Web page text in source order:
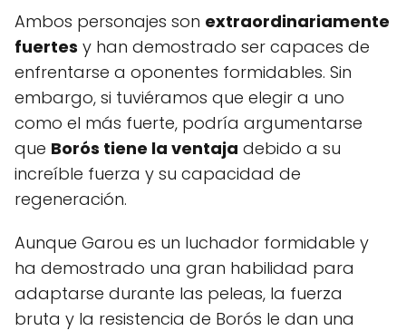
Ambos personajes son extraordinariamente
fuertes y han demostrado ser capaces de
enfrentarse a oponentes formidables. Sin
embargo, si tuviéramos que elegir a uno
como el más fuerte, podría argumentarse
que Borós tiene la ventaja debido a su
increíble fuerza y su capacidad de
regeneración.
Aunque Garou es un luchador formidable y
ha demostrado una gran habilidad para
adaptarse durante las peleas, la fuerza
bruta y la resistencia de Borós le dan una